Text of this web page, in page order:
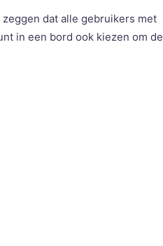
zeggen dat alle gebruikers met
in een bord ook kiezen om de